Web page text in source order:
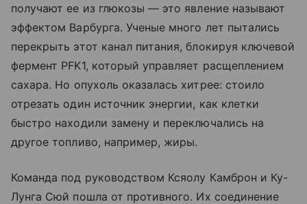
получают ее из глюкозы — это явление называют
эффектом Варбурга. Ученые много лет пытались
перекрыть этот канал питания, блокируя ключевой
фермент PFK1, который управляет расщеплением
сахара. Но опухоль оказалась хитрее: стоило
отрезать один источник энергии, как клетки
быстро находили замену и переключались на
другое топливо, например, жиры.
Команда под руководством Ксяолу Камброн и Ку-
Лунга Сюй пошла от противного. Их соединение